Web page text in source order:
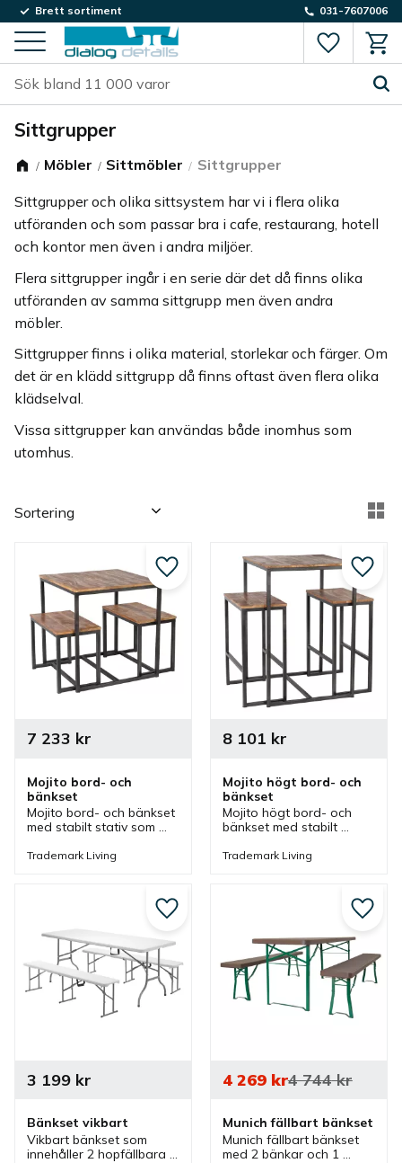
Meny
Brett sortiment 031-7607006
Sittgrupper
Möbler Sittmöbler Sittgrupper
Sittgrupper och olika sittsystem har vi i flera olika
utföranden och som passar bra i cafe, restaurang, hotell
och kontor men även i andra miljöer.
Flera sittgrupper ingår i en serie där det då finns olika
utföranden av samma sittgrupp men även andra
möbler.
Sittgrupper finns i olika material, storlekar och färger. Om
det är en klädd sittgrupp då finns oftast även flera olika
klädselval.
Vissa sittgrupper kan användas både inomhus som
utomhus.
Välj sortering
Mojito bord- och
bänkset
Mojito bord- och bänkset
med stabilt stativ som
av trä som ger ett rustikt
7 233 kr
Trademark Living
Lägg till i favoriter
Mojito högt bord- och
bänkset
Mojito högt bord- och
bänkset med stabilt
bordsskiva av trä som
8 101 kr
Trademark Living
Lägg
Bänkset vikbart
Vikbart bänkset som
innehåller 2 hopfällbara
3 199kr
Lägg till i favoriter
Munich fällbart bänkset
Munich fällbart bänkset
med 2 bänkar och 1
4 269kr4 744kr
Lägg